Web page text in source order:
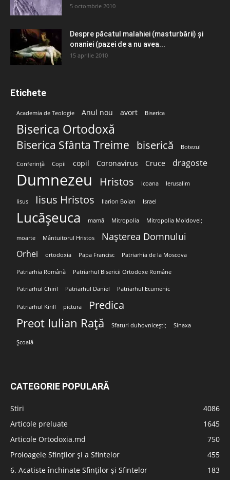
5 octombrie 2010
Despre păcatul malahiei (masturbării) şi
onaniei (pazei de a nu avea...
15 aprilie 2010
Etichete
Academia de Teologie Anul nou avort Biserica
Biserica Ortodoxă
Biserica Sfânta Treime biserică Botezul
Conferință Copii copil Coronavirus Cruce dragoste
Dumnezeu Hristos Icoana Ierusalim
Iisus Iisus Hristos Ilarion Boian Israel
Lucășeuca mamă Mitropolia Mitropolia Moldovei;
moarte Mântuitorul Hristos Nașterea Domnului
Orhei ortodoxia Papa Francisc Patriarhia de la Moscova
Patriarhia Română Patriarhul Bisericii Ortodoxe Române
Patriarhul Chiril Patriarhul Daniel Patriarhul Ecumenic
Patriarhul Kirill pictura Predica
Preot Iulian Rață Sfaturi duhovnicești; Sinaxa
Școală
CATEGORIE POPULARĂ
Stiri
4086
Articole preluate
1645
Articole Ortodoxia.md
750
Proloagele Sfinților și a Sfintelor
455
6. Acatiste închinate Sfinților și Sfintelor
183